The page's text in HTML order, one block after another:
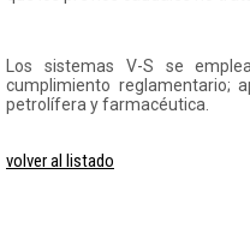
Los sistemas V-S se
cumplimiento reglamentario;
petrolífera y farmacéutica.
volver al listado